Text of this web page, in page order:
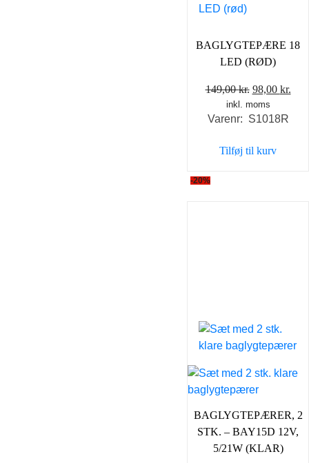
BAGLYGTEPÆRE 18
LED (RØD)
149,00kr. Den
oprindelige
pris
149,00 kr..
98,00 kr.
inkl. moms
Varenr: S1018R
Tilføj til kurv
-20%
BAGLYGTEPÆRER, 2
STK. – BAY15D 12V,
5/21W (KLAR)